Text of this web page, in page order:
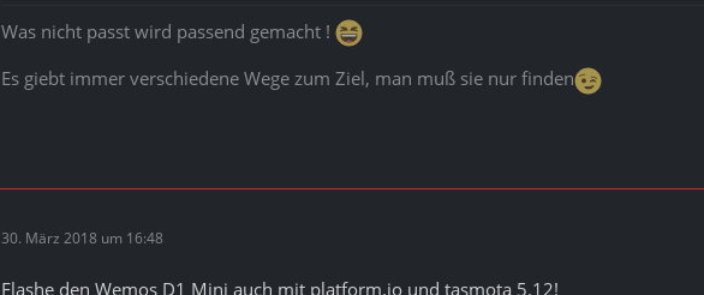
Was nicht passt wird passend gemacht !
Es giebt immer verschiedene Wege zum Ziel, man muß sie nur finden
30. März 2018 um 16:48
Flashe den Wemos D1 Mini auch mit platform.io und tasmota 5.12!